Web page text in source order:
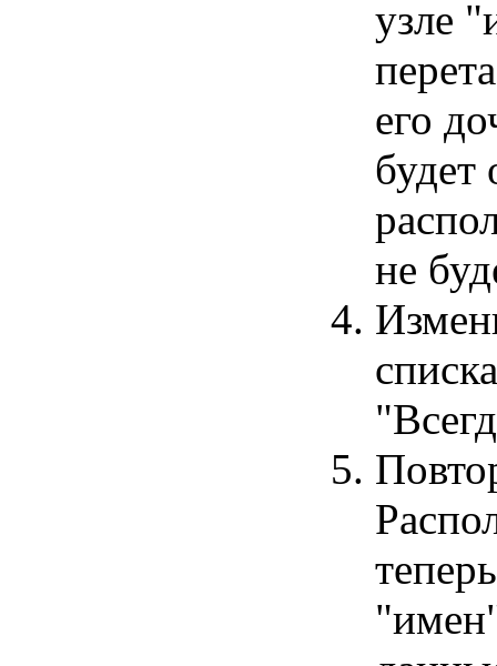
узле
его
будет
не